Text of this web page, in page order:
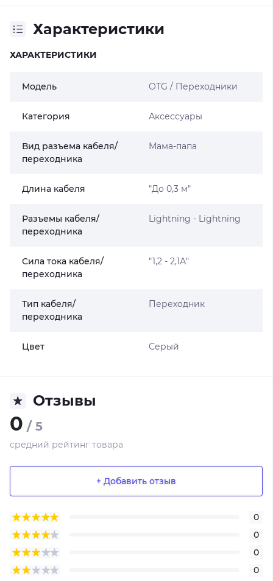
Характеристики
ХАРАКТЕРИСТИКИ
Модель OTG / Переходники
Категория Аксессуары
Вид разъема кабеля/
переходника
Мама-папа
Длина кабеля "До 0,3 м"
Разъемы кабеля/
переходника
Lightning - Lightning
Сила тока кабеля/
переходника
"1,2 - 2,1А"
Тип кабеля/
переходника
Переходник
Цвет Серый
Отзывы
0 / 5
средний рейтинг товара
+ Добавить отзыв
0
0
0
0